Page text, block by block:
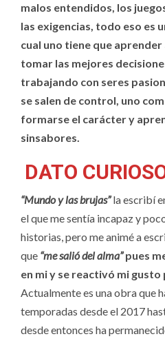
malos entendidos, los
las exigencias, todo eso es
cual uno tiene que
tomar las mejores
trabajando con seres
se salen de control, uno
formarse el carácter y
sinsabores.
DATO
“Mundo y las brujas”la escribí
el que me sentía incapaz y
historias, pero me animé a
que “me salió del alma”pues
en mi y se reactivó mi gusto
Actualmente es una obra que
temporadas desde el 2017
desde entonces ha